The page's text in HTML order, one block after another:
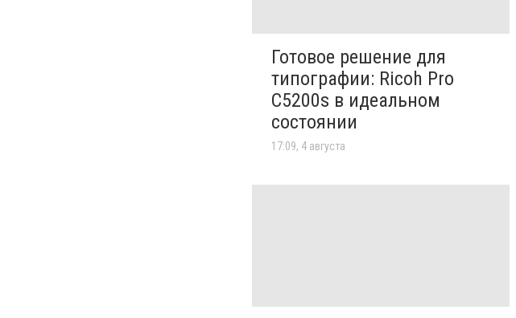
Готовое решение для
типографии: Ricoh Pro
C5200s в идеальном
состоянии
17:09, 4 августа